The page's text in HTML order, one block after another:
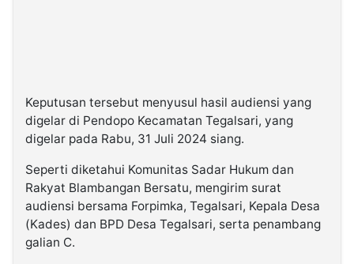
Keputusan tersebut menyusul hasil audiensi yang
digelar di Pendopo Kecamatan Tegalsari, yang
digelar pada Rabu, 31 Juli 2024 siang.
Seperti diketahui Komunitas Sadar Hukum dan
Rakyat Blambangan Bersatu, mengirim surat
audiensi bersama Forpimka, Tegalsari, Kepala Desa
(Kades) dan BPD Desa Tegalsari, serta penambang
galian C.